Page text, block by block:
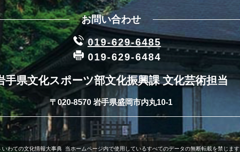
お問い合わせ
019-629-6485
019-629-6484
手県文化スポーツ部文化振興課 文化芸術担当
〒020-8570 岩手県盛岡市内丸10-1
いわての文化情報大事典 当ホームページ内で使用しているすべてのデータの無断転載を禁じます